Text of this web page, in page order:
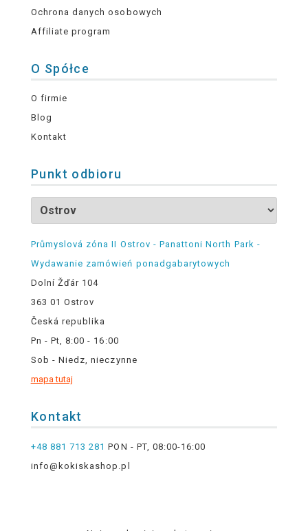
Ochrona danych osobowych
Affiliate program
O Spółce
O firmie
Blog
Kontakt
Punkt odbioru
Průmyslová zóna II Ostrov - Panattoni North Park -
Wydawanie zamówień ponadgabarytowych
Dolní Žďár 104
363 01 Ostrov
Česká republika
Pn - Pt, 8:00 - 16:00
Sob - Niedz, nieczynne
mapa tutaj
Kontakt
+48 881 713 281 PON - PT, 08:00-16:00
info@kokiskashop.pl